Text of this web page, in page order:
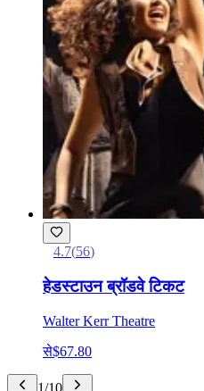
4.7(56)
हेडस्टाउन ब्रॉडवे टिकट
Walter Kerr Theatre
से$67.80
1/10